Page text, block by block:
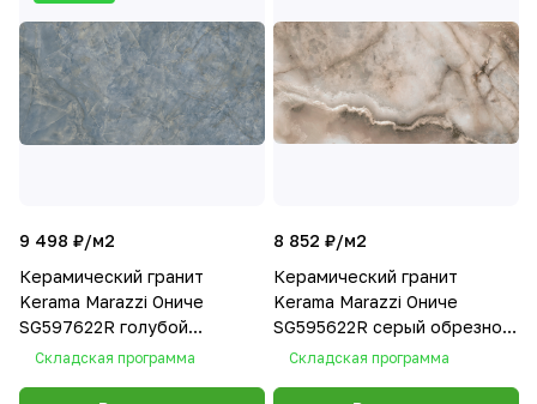
9 498 ₽/м2
Керамический гранит
Kerama Marazzi Ониче
SG597622R голубой
лаппатированный
Складская программа
8 852 ₽/м2
Керамический гранит
Kerama Marazzi Ониче
SG595622R серый обрезной
лаппатированный
Складская программа